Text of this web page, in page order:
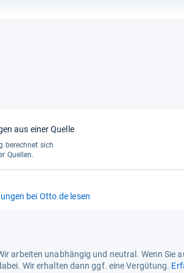
14 l
aus einer Quelle
berechnet sich
Quellen.
bei Otto.de lesen
arbeiten unabhängig und neutral. Wenn Sie
Wir erhalten dann ggf. eine Vergütung.